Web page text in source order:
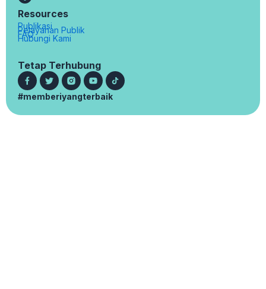
Resources
Publikasi
Pelayanan Publik
FAQ
Hubungi Kami
Tetap Terhubung
#memberiyangterbaik